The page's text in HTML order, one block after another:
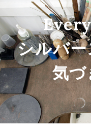
シルバ
気